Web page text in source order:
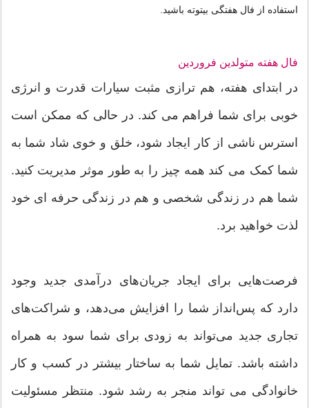
استفاده از فال هفتگی بیتوته باشید.
فال هفته متولدین فروردین
در ابتدای هفته، هم ترازی مثبت سیارات قدرت و انرژی
خوبی برای شما فراهم می کند. در حالی که ممکن است
استرس ناشی از کار ایجاد شود، خلق و خوی شاد شما به
شما کمک می کند همه چیز را به طور موثر مدیریت کنید.
شما هم در زندگی شخصی و هم در زندگی حرفه ای خود
لذت خواهید برد.
فرصت‌هایی برای ایجاد جریان‌های درآمدی جدید وجود
دارد که پس‌انداز شما را افزایش می‌دهد، و شراکت‌های
تجاری جدید می‌تواند به زودی برای شما سود به همراه
داشته باشد. تمایل شما به ساختار بیشتر در کسب و کار
خانوادگی می تواند منجر به رشد شود. منتظر مسئولیت